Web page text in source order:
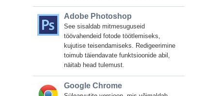
Adobe Photoshop
See sisaldab mitmesuguseid
töövahendeid fotode töötlemiseks,
kujutise teisendamiseks. Redigeerimine
toimub täiendavate funktsioonide abil,
näitab head tulemust.
Google Chrome